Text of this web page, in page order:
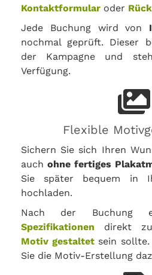
Kontaktformular oder
Jede Buchung wird von
nochmal geprüft. Dieser
der Kampagne und
Verfügung.
Flexible
Sichern Sie sich Ihren
auch ohne fertiges
Sie später bequem in
hochladen.
Nach der Buchung
Spezifikationen direkt
Motiv gestaltet sein sollte.
Sie die Motiv-Erstellung